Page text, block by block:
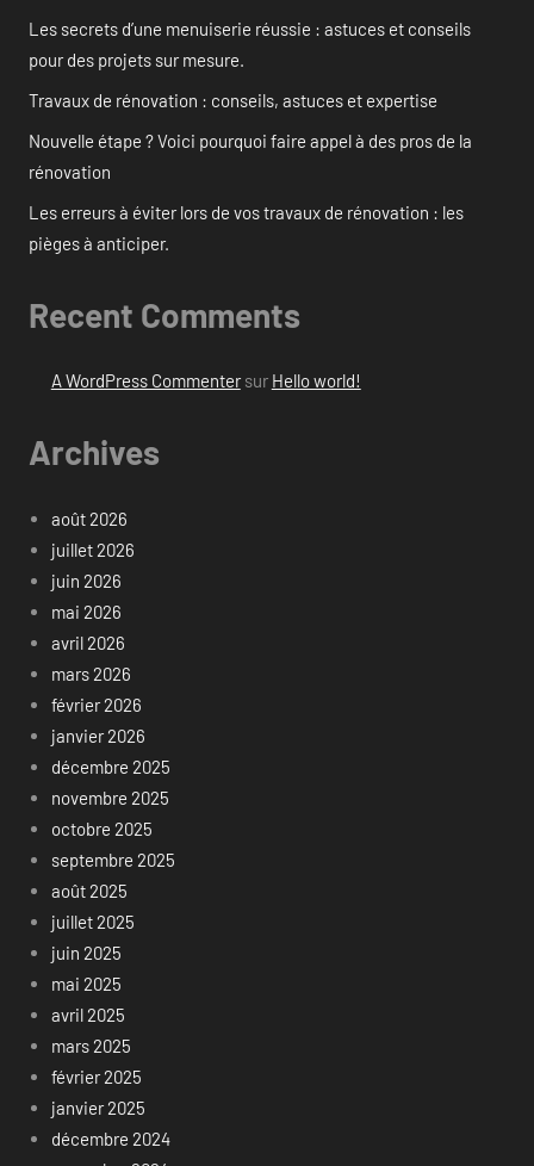
Les secrets d’une menuiserie réussie : astuces et conseils
pour des projets sur mesure.
Travaux de rénovation : conseils, astuces et expertise
Nouvelle étape ? Voici pourquoi faire appel à des pros de la
rénovation
Les erreurs à éviter lors de vos travaux de rénovation : les
pièges à anticiper.
Recent Comments
A WordPress Commentersur Hello world!
Archives
août 2026
juillet 2026
juin 2026
mai 2026
avril 2026
mars 2026
février 2026
janvier 2026
décembre 2025
novembre 2025
octobre 2025
septembre 2025
août 2025
juillet 2025
juin 2025
mai 2025
avril 2025
mars 2025
février 2025
janvier 2025
décembre 2024